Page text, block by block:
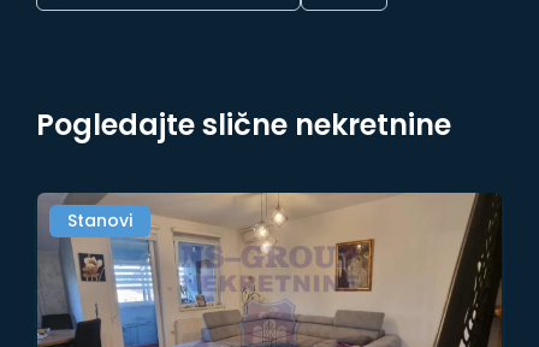
Pogledajte slične nekretnine
Stanovi